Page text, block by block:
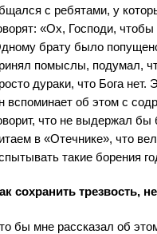
с ребятами, у
«Ох, Господи, чтобы
брату было
помыслы, подумал,
дураки, что Бога нет.
вспоминает об этом с
что не выдержал
в «Отечнике», что
такие борения
сохранить трезвость,
бы мне рассказал об